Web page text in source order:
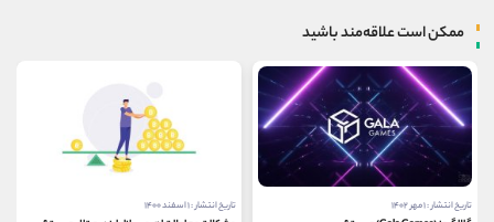
ممکن است علاقه‌مند باشید
تاریخ انتشار : ۱ مهر ۱۴۰۲ تاریخ انتشار : ۱ اسفند ۱۴۰۰